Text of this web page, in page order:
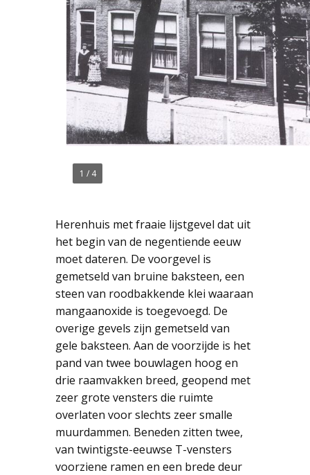
1 / 4
Herenhuis met fraaie lijstgevel dat uit
het begin van de negentiende eeuw
moet dateren. De voorgevel is
gemetseld van bruine baksteen, een
steen van roodbakkende klei waaraan
mangaanoxide is toegevoegd. De
overige gevels zijn gemetseld van
gele baksteen. Aan de voorzijde is het
pand van twee bouwlagen hoog en
drie raamvakken breed, geopend met
zeer grote vensters die ruimte
overlaten voor slechts zeer smalle
muurdammen. Beneden zitten twee,
van twintigste-eeuwse T-vensters
voorziene ramen en een brede deur